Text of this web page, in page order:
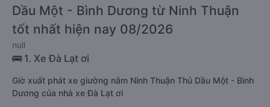
Dầu Một - Bình Dương từ Ninh Thuận
tốt nhất hiện nay 08/2026
null
🚌 1. Xe Đà Lạt ơi
Giờ xuất phát xe giường nằm Ninh Thuận Thủ Dầu Một - Bình
Dương của nhà xe Đà Lạt ơi